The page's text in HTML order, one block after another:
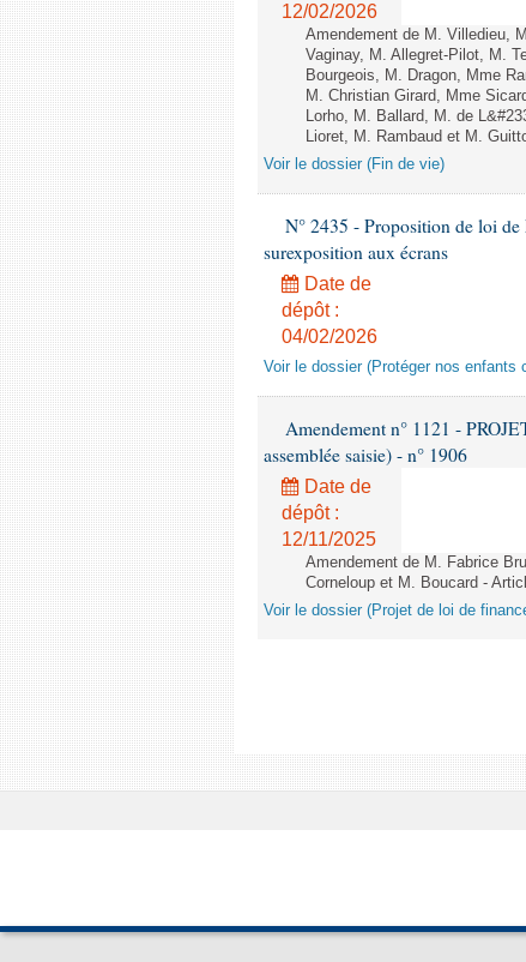
12/02/2026
Amendement de M. Villedieu,
Vaginay, M. Allegret-Pilot, M.
Bourgeois, M. Dragon, Mme
M. Christian Girard, Mme
Lorho, M. Ballard, M. de
Lioret, M. Rambaud et M.
Voir le dossier (Fin de vie)
N° 2435 - Proposition de loi
surexposition aux écrans
Date de
dépôt :
04/02/2026
Voir le dossier (Protéger nos enfants
Amendement n° 1121 -
assemblée saisie) - n° 1906
Date de
dépôt :
12/11/2025
Amendement de M. Fabrice
Corneloup et M. Boucard -
Voir le dossier (Projet de loi de